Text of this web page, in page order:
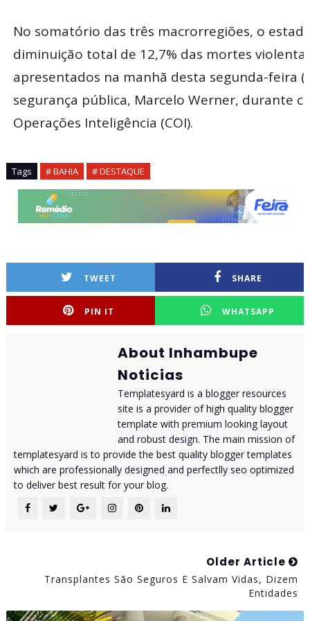
No somatório das três macrorregiões, o
diminuição total de 12,7% das mortes
apresentados na manhã desta segunda-feira
segurança pública, Marcelo Werner, durante
Operações Inteligência (COI).
Tags # BAHIA # DESTAQUE
TWEET SHARE
PIN IT WHATSAPP
About Inhambupe
Noticias
Templatesyard is a blogger resources
site is a provider of high quality blogger
template with premium looking layout
and robust design. The main mission of
templatesyard is to provide the best quality blogger templates
which are professionally designed and perfectlly seo optimized
to deliver best result for your blog.
Older Article
Transplantes São Seguros E Salvam Vidas, Dizem
Entidades